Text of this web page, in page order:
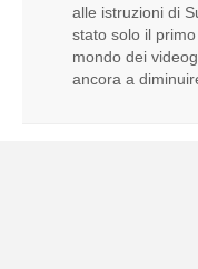
alle istruzioni di
stato solo il
mondo dei
ancora a